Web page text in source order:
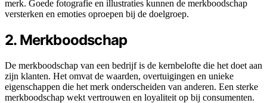
merk. Goede fotografie en illustraties kunnen de merkboodschap
versterken en emoties oproepen bij de doelgroep.
2. Merkboodschap
De merkboodschap van een bedrijf is de kernbelofte die het doet aan
zijn klanten. Het omvat de waarden, overtuigingen en unieke
eigenschappen die het merk onderscheiden van anderen. Een sterke
merkboodschap wekt vertrouwen en loyaliteit op bij consumenten.